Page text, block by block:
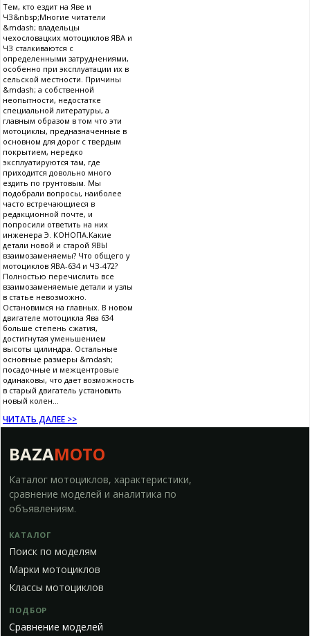
Тем, кто ездит на Яве и
ЧЗ&nbsp;Многие читатели
&mdash; владельцы
чехословацких мотоциклов ЯВА и
ЧЗ сталкиваются с
определенными затруднениями,
особенно при эксплуатации их в
сельской местности. Причины
&mdash; а собственной
неопытности, недостатке
специальной литературы, а
главным образом в том что эти
мотоциклы, предназначенные в
основном для дорог с твердым
покрытием, нередко
эксплуатируются там, где
приходится довольно много
ездить по грунтовым. Мы
подобрали вопросы, наиболее
часто встречающиеся в
редакционной почте, и
попросили ответить на них
инженера Э. КОНОПА.Какие
детали новой и старой ЯВЫ
взаимозаменяемы? Что общего у
мотоциклов ЯВА-634 и ЧЗ-472?
Полностью перечислить все
взаимозаменяемые детали и узлы
в статье невозможно.
Остановимся на главных. В новом
двигателе мотоцикла Ява 634
больше степень сжатия,
достигнутая уменьшением
высоты цилиндра. Остальные
основные размеры &mdash;
посадочные и межцентровые
одинаковы, что дает возможность
в старый двигатель установить
новый колен...
ЧИТАТЬ ДАЛЕЕ >>
BAZAMOTO
Каталог мотоциклов, характеристики,
сравнение моделей и аналитика по
объявлениям.
КАТАЛОГ
Поиск по моделям
Марки мотоциклов
Классы мотоциклов
ПОДБОР
Сравнение моделей